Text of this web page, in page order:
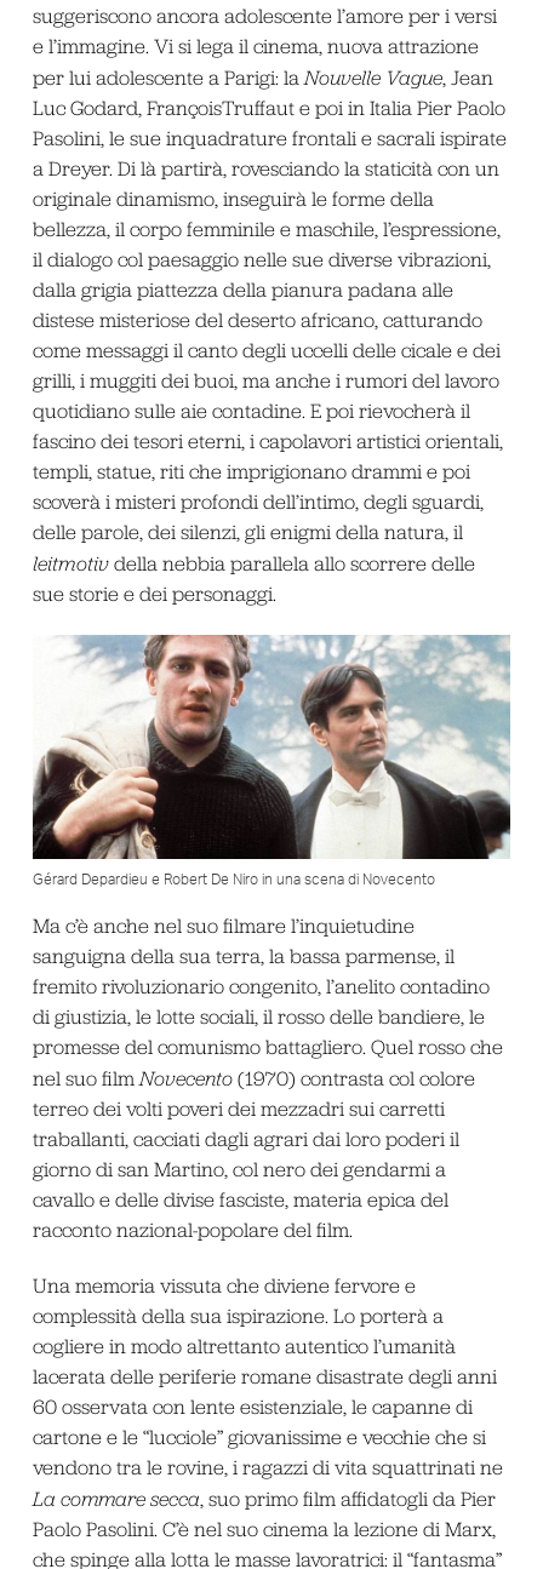
suggeriscono ancora adolescente l’amore per i versi
e l’immagine. Vi si lega il cinema, nuova attrazione
per lui adolescente a Parigi: laNouvelle Vague, Jean
Luc Godard, FrançoisTruffaut e poi in Italia Pier Paolo
Pasolini, le sue inquadrature frontali e sacrali ispirate
a Dreyer. Di là partirà, rovesciando la staticità con un
originale dinamismo, inseguirà le forme della
bellezza, il corpo femminile e maschile, l’espressione,
il dialogo col paesaggio nelle sue diverse vibrazioni,
dalla grigia piattezza della pianura padana alle
distese misteriose del deserto africano, catturando
come messaggi il canto degli uccelli delle cicale e dei
grilli, i muggiti dei buoi, ma anche i rumori del lavoro
quotidiano sulle aie contadine. E poi rievocherà il
fascino dei tesori eterni, i capolavori artistici orientali,
templi, statue, riti che imprigionano drammi e poi
scoverà i misteri profondi dell’intimo, degli sguardi,
delle parole, dei silenzi, gli enigmi della natura, il
leitmotiv della nebbia parallela allo scorrere delle
sue storie e dei personaggi.
Gérard Depardieu e Robert De Niro in una scena di Novecento
Ma c’è anche nel suo filmare l’inquietudine
sanguigna della sua terra, la bassa parmense, il
fremito rivoluzionario congenito, l’anelito contadino
di giustizia, le lotte sociali, il rosso delle bandiere, le
promesse del comunismo battagliero. Quel rosso che
nel suo filmNovecento(1970) contrasta col colore
terreo dei volti poveri dei mezzadri sui carretti
traballanti, cacciati dagli agrari dai loro poderi il
giorno di san Martino, col nero dei gendarmi a
cavallo e delle divise fasciste, materia epica del
racconto nazional-popolare del film.
Una memoria vissuta che diviene fervore e
complessità della sua ispirazione. Lo porterà a
cogliere in modo altrettanto autentico l’umanità
lacerata delle periferie romane disastrate degli anni
60 osservata con lente esistenziale, le capanne di
cartone e le “lucciole” giovanissime e vecchie che si
vendono tra le rovine, i ragazzi di vita squattrinati ne
La commare secca, suo primo film affidatogli da Pier
Paolo Pasolini. C’è nel suo cinema la lezione di Marx,
che spinge alla lotta le masse lavoratrici: il “fantasma”